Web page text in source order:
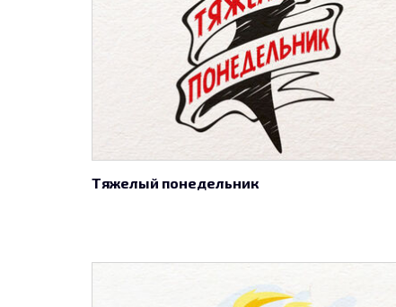
Тяжелый понедельник